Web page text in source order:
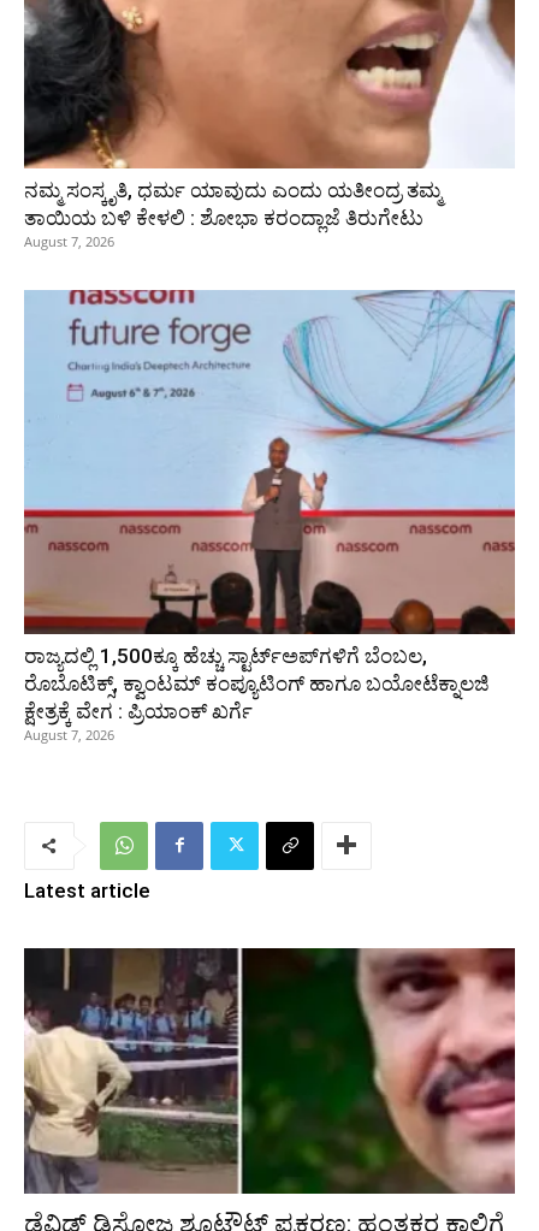
ನಮ್ಮ ಸಂಸ್ಕೃತಿ, ಧರ್ಮ ಯಾವುದು ಎಂದು ಯತೀಂದ್ರ ತಮ್ಮ
ತಾಯಿಯ ಬಳಿ ಕೇಳಲಿ : ಶೋಭಾ ಕರಂದ್ಲಾಜೆ ತಿರುಗೇಟು
August 7, 2026
ರಾಜ್ಯದಲ್ಲಿ 1,500ಕ್ಕೂ ಹೆಚ್ಚು ಸ್ಟಾರ್ಟ್‌ಅಪ್‌ಗಳಿಗೆ ಬೆಂಬಲ,
ರೊಬೊಟಿಕ್ಸ್, ಕ್ವಾಂಟಮ್ ಕಂಪ್ಯೂಟಿಂಗ್ ಹಾಗೂ ಬಯೋಟೆಕ್ನಾಲಜಿ
ಕ್ಷೇತ್ರಕ್ಕೆ ವೇಗ : ಪ್ರಿಯಾಂಕ್‌ ಖರ್ಗೆ
August 7, 2026
Latest article
ಡೆವಿಡ್ ಡಿಸೋಜ ಶೂಟೌಟ್ ಪ್ರಕರಣ: ಹಂತಕರ ಕಾಲಿಗೆ